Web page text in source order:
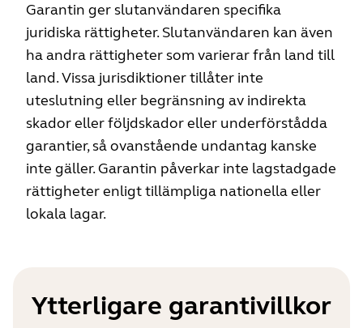
Garantin ger slutanvändaren specifika
juridiska rättigheter. Slutanvändaren kan även
ha andra rättigheter som varierar från land till
land. Vissa jurisdiktioner tillåter inte
uteslutning eller begränsning av indirekta
skador eller följdskador eller underförstådda
garantier, så ovanstående undantag kanske
inte gäller. Garantin påverkar inte lagstadgade
rättigheter enligt tillämpliga nationella eller
lokala lagar.
Ytterligare garantivillkor